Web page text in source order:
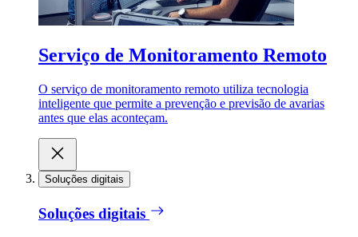
Serviço de Monitoramento Remoto
O serviço de monitoramento remoto utiliza tecnologia
inteligente que permite a prevenção e previsão de avarias
antes que elas aconteçam.
Soluções digitais
Soluções digitais